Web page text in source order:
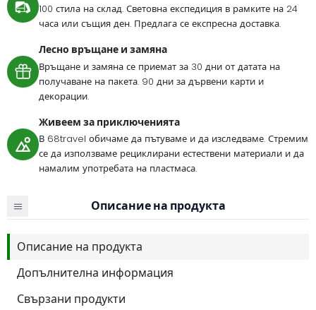
100 стила на склад. Световна експедиция в рамките на 24
часа или същия ден. Предлага се експресна доставка.
Лесно връщане и замяна
Връщане и замяна се приемат за 30 дни от датата на
получаване на пакета. 90 дни за дървени карти и
декорации.
Живеем за приключенията
В 68travel обичаме да пътуваме и да изследваме. Стремим
се да използваме рециклирани естествени материали и да
намалим употребата на пластмаса.
Описание на продукта
Описание на продукта
Допълнителна информация
Свързани продукти